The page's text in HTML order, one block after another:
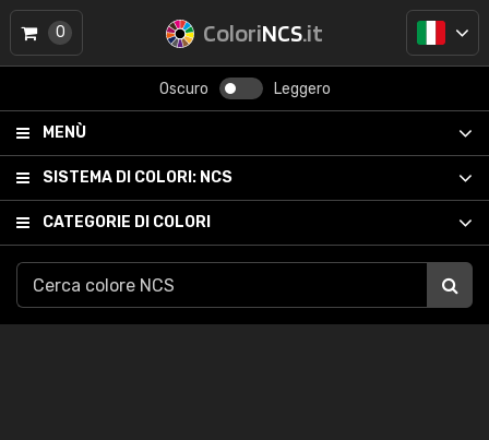
ColoriNCS.it
Oscuro Leggero
MENÙ
SISTEMA DI COLORI: NCS
CATEGORIE DI COLORI
0